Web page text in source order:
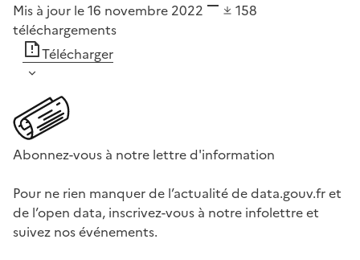
Mis à jour le 16 novembre 2022
158
téléchargements
Télécharger
Abonnez-vous à notre lettre d'information
Pour ne rien manquer de l’actualité de data.gouv.fr et
de l’open data, inscrivez-vous à notre infolettre et
suivez nos événements.